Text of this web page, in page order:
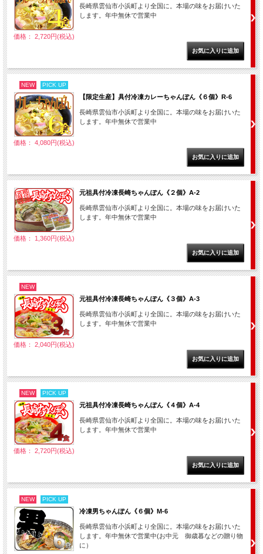
長崎県雲仙市小浜町より全国に。本場の味をお届けいた
します。年中無休で営業中
価格： 2,720円(税込)
NEW PICK UP
【限定生産】具付冷凍カレーちゃんぽん《６個》R-6
長崎県雲仙市小浜町より全国に。本場の味をお届けいた
します。年中無休で営業中
価格： 4,080円(税込)
元祖具付冷凍長崎ちゃんぽん《２個》A-2
長崎県雲仙市小浜町より全国に。本場の味をお届けいた
します。年中無休で営業中
価格： 1,360円(税込)
NEW
元祖具付冷凍長崎ちゃんぽん《３個》A-3
長崎県雲仙市小浜町より全国に。本場の味をお届けいた
します。年中無休で営業中
価格： 2,040円(税込)
NEW PICK UP
元祖具付冷凍長崎ちゃんぽん《４個》A-4
長崎県雲仙市小浜町より全国に。本場の味をお届けいた
します。年中無休で営業中
価格： 2,720円(税込)
NEW PICK UP
冷凍男ちゃんぽん《６個》M-6
長崎県雲仙市小浜町より全国に。本場の味をお届けいた
します。年中無休で営業中(お中元 御歳暮などの贈り物
に）